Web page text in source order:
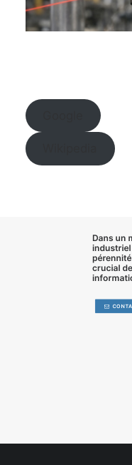
Dans un
industriel
crucial de